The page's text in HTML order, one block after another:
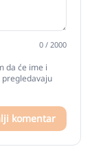
0 / 2000
da će ime i
komentar